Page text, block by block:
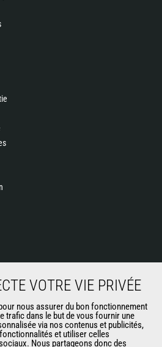
des données
VOTRE VIE PRIVÉE
nous assurer du bon fonctionnement
trafic dans le but de vous fournir une
via nos contenus et publicités,
et utiliser celles
Nous partageons donc des